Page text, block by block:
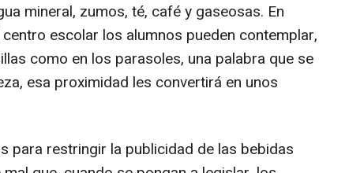
mineral, zumos, té, café y gaseosas. En
escolar los alumnos pueden contemplar,
como en los parasoles, una palabra que se
esa proximidad les convertirá en unos
para restringir la publicidad de las bebidas